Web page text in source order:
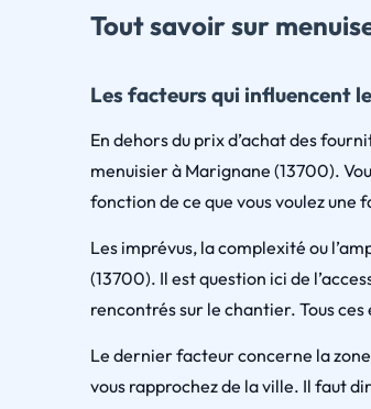
Tout savoir sur
Les facteurs qui influencent
En dehors du prix d’achat des
menuisier à Marignane (13700).
fonction de ce que vous voulez
Les imprévus, la complexité ou
(13700). Il est question ici de
rencontrés sur le chantier. Tous
Le dernier facteur concerne la
vous rapprochez de la ville. Il faut